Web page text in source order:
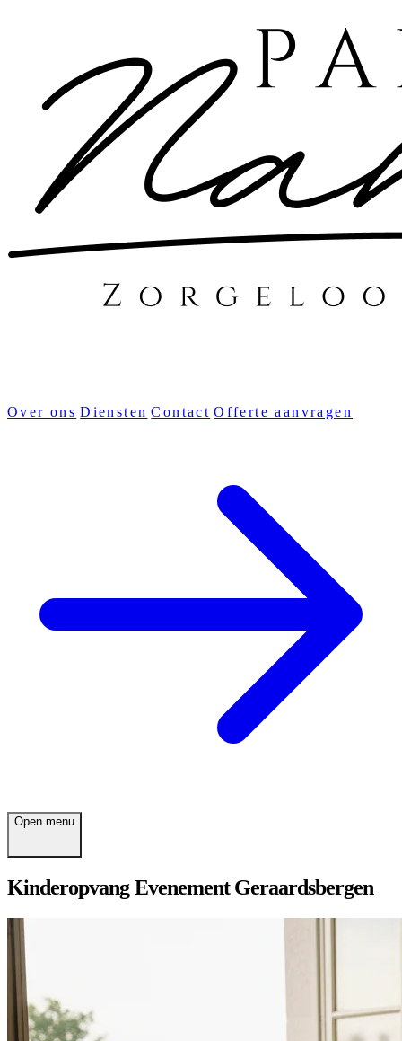
Over ons Diensten Contact Offerte aanvragen
Open menu
Kinderopvang Evenement Geraardsbergen